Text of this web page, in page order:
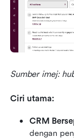
Sumber imej:
Ciri utama:
CRM
dengan